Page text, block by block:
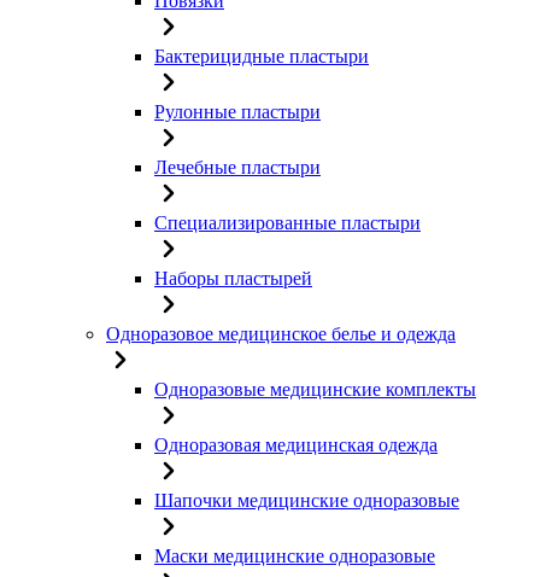
Бактерицидные пластыри
Рулонные пластыри
Лечебные пластыри
Специализированные пластыри
Наборы пластырей
Одноразовое медицинское белье и одежда
Одноразовые медицинские комплекты
Одноразовая медицинская одежда
Шапочки медицинские одноразовые
Маски медицинские одноразовые